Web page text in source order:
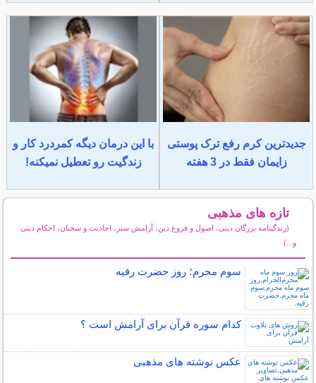
جدیدترین کرم رفع ترک پوستی
زایمان فقط در 3 هفته
با این درمان دیگه کمردرد کار و
زندگیت رو تعطیل نمیکنه!
تازه های مذهبی
(زندگینامه بزرگان دینی، اصول و فروع دین، آرامش سبز، احادیث و سخنان، احکام دینی
و...)
سوم محرم؛ روز حضرت رقیه
کدام سوره قرآن برای آرامش است ؟
عکس نوشته های مذهبی